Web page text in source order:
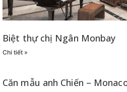
Biệt thự chị Ngân Monbay
Chi tiết »
Căn mẫu anh Chiến –